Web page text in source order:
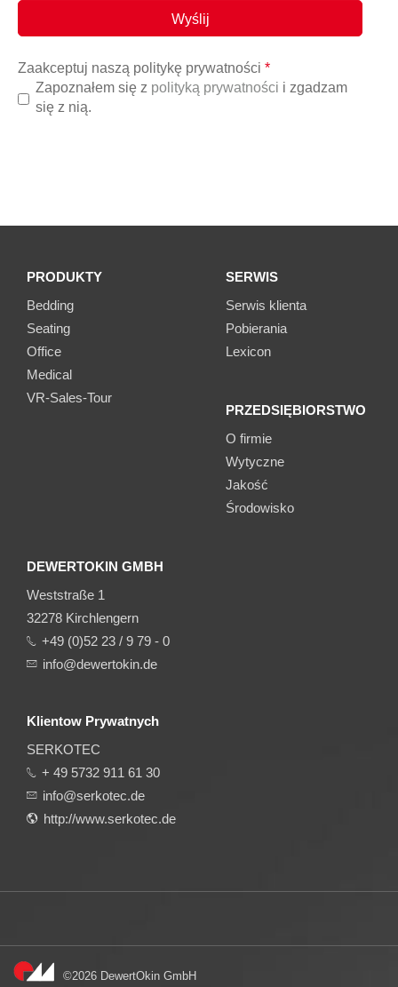
Zaakceptuj naszą politykę prywatności *
Zapoznałem się z polityką prywatności i zgadzam
się z nią.
PRODUKTY
Bedding
Seating
Office
Medical
VR-Sales-Tour
SERWIS
Serwis klienta
Pobierania
Lexicon
PRZEDSIĘBIORSTWO
O firmie
Wytyczne
Jakość
Środowisko
DEWERTOKIN GMBH
Weststraße 1
32278 Kirchlengern
+49 (0)52 23 / 9 79 - 0
info@dewertokin.de
Klientow Prywatnych
SERKOTEC
+ 49 5732 911 61 30
info@serkotec.de
http://www.serkotec.de
©2026 DewertOkin GmbH